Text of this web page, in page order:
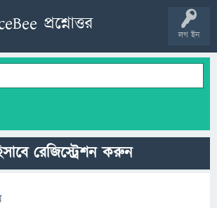
লগ ইন
রেজিস্ট্রেশন করুন